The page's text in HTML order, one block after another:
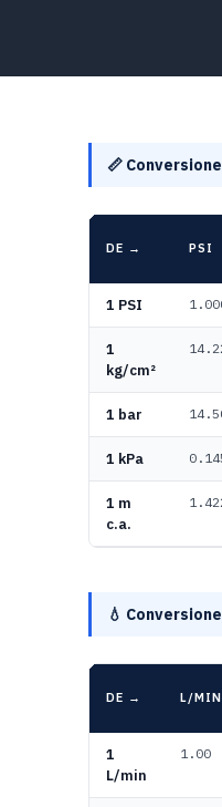
📏
DE → PSI
1 PSI
1
kg/cm²
1 bar
1 kPa
1 m
c.a.
💧
DE → L/MIN
1
L/min
1.00